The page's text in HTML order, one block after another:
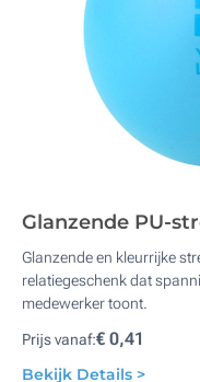
Glanzende PU-
Glanzende en kleurrijke
relatiegeschenk dat
medewerker toont.
Prijs vanaf:€ 0,41
Bekijk Details >